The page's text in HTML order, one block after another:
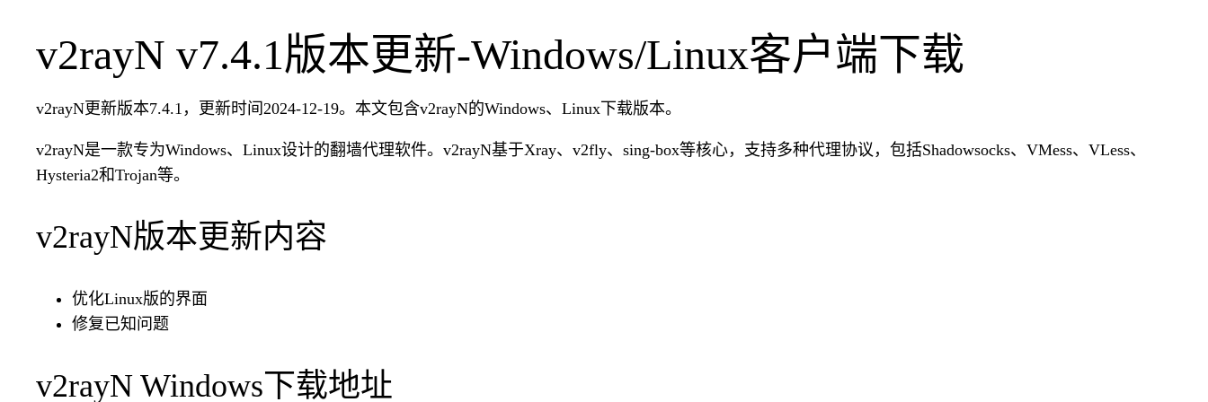
v2rayN v7.4.1版本更新-Windows/Linux客户端下载
v2rayN更新版本7.4.1，更新时间2024-12-19。本文包含v2rayN的Windows、Linux下载版本。
v2rayN是一款专为Windows、Linux设计的翻墙代理软件。v2rayN基于Xray、v2fly、sing-box等核心，支持多种代理协议，包括Shadowsocks、VMess、VLess、
Hysteria2和Trojan等。
v2rayN版本更新内容
优化Linux版的界面
修复已知问题
v2rayN Windows下载地址